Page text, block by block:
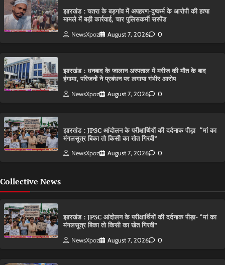
झारखंड : चतरा के बड़गांव में अपहरण-दुष्कर्म के आरोपी की हत्या
मामले में बड़ी कार्रवाई, चार पुलिसकर्मी सस्पेंड
NewsXpoz August 7, 2026 0
झारखंड : धनबाद के जालान अस्पताल में मरीज की मौत के बाद
हंगामा, परिजनों ने प्रबंधन पर लगाया गंभीर आरोप
NewsXpoz August 7, 2026 0
झारखंड : JPSC आंदोलन के परीक्षार्थियों की दर्दनाक पीड़ा- “मां का
मंगलसूत्र बिका तो किसी का खेत गिरवी”
NewsXpoz August 7, 2026 0
Collective News
झारखंड : JPSC आंदोलन के परीक्षार्थियों की दर्दनाक पीड़ा- “मां का
मंगलसूत्र बिका तो किसी का खेत गिरवी”
NewsXpoz August 7, 2026 0